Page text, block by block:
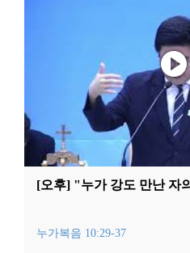
[오후] "누가 강도 만난 자
누가복음 10:29-37